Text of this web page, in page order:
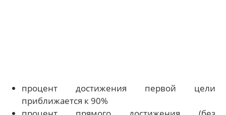
процент достижения первой цели
приближается к 90%